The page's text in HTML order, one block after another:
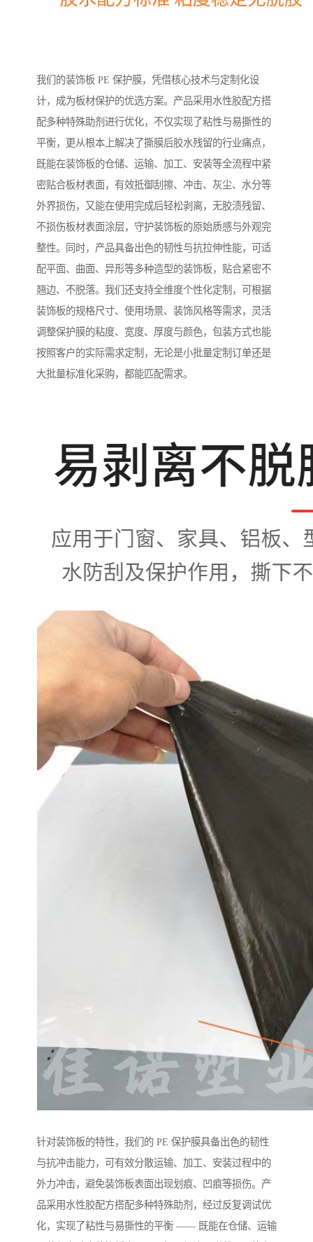
我们的装饰板 PE 保护膜，凭借核心技术与定制化设
计，成为板材保护的优选方案。产品采用水性胶配方搭
配多种特殊助剂进行优化，不仅实现了粘性与易撕性的
平衡，更从根本上解决了撕膜后胶水残留的行业痛点，
既能在装饰板的仓储、运输、加工、安装等全流程中紧
密贴合板材表面，有效抵御刮擦、冲击、灰尘、水分等
外界损伤，又能在使用完成后轻松剥离，无胶渍残留、
不损伤板材表面涂层，守护装饰板的原始质感与外观完
整性。同时，产品具备出色的韧性与抗拉伸性能，可适
配平面、曲面、异形等多种造型的装饰板，贴合紧密不
翘边、不脱落。我们还支持全维度个性化定制，可根据
装饰板的规格尺寸、使用场景、装饰风格等需求，灵活
调整保护膜的粘度、宽度、厚度与颜色，包装方式也能
按照客户的实际需求定制，无论是小批量定制订单还是
大批量标准化采购，都能匹配需求。
针对装饰板的特性，我们的 PE 保护膜具备出色的韧性
与抗冲击能力，可有效分散运输、加工、安装过程中的
外力冲击，避免装饰板表面出现划痕、凹痕等损伤。产
品采用水性胶配方搭配多种特殊助剂，经过反复调试优
化，实现了粘性与易撕性的平衡 —— 既能在仓储、运输